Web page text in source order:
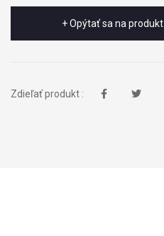
+ Opýtať sa na produkt
Zdieľať produkt :